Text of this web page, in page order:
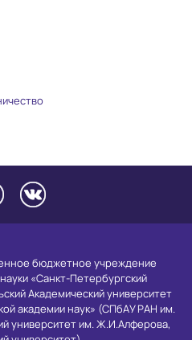
бюджетное учреждение
«Санкт-Петербургский
Академический университет
академии наук» (СПбАУ РАН им.
университет им. Ж.И.Алферова,